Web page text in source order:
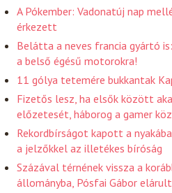
A Pókember: Vadonatúj nap
érkezett
Belátta a neves francia gyártó
a belső égésű motorokra!
11 gólya tetemére bukkantak
Fizetős lesz, ha elsők között
előzetesét, háborog a gamer
Rekordbírságot kapott a
a jelzőkkel az illetékes bíróság
Százával térnének vissza a
állományba, Pósfai Gábor